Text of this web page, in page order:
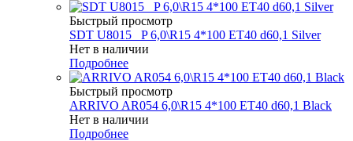
Быстрый просмотр
SDT U8015 _P 6,0\R15 4*100 ET40 d60,1 Silver
Нет в наличии
Подробнее
Быстрый просмотр
ARRIVO AR054 6,0\R15 4*100 ET40 d60,1 Black
Нет в наличии
Подробнее